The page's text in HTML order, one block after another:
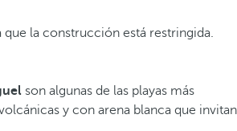
que la construcción está restringida.
son algunas de las playas más
y con arena blanca que invitan